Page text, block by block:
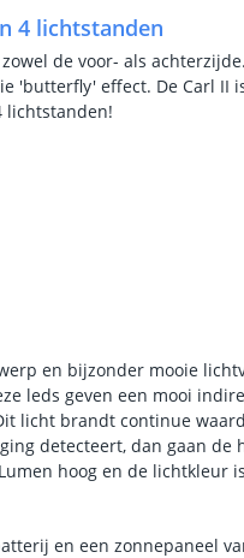
4 lichtstanden
de voor- als
'butterfly' effect. De Carl II
lichtstanden!
en bijzonder mooie
leds geven een mooi
licht brandt continue
detecteert, dan gaan de
hoog en de lichtkleur
en een zonnepaneel